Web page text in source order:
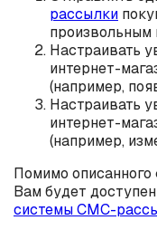
рассылки
произвольным
Настраивать
интернет-
(например,
Настраивать
интернет-
(например,
Помимо
Вам будет
системы СМС-